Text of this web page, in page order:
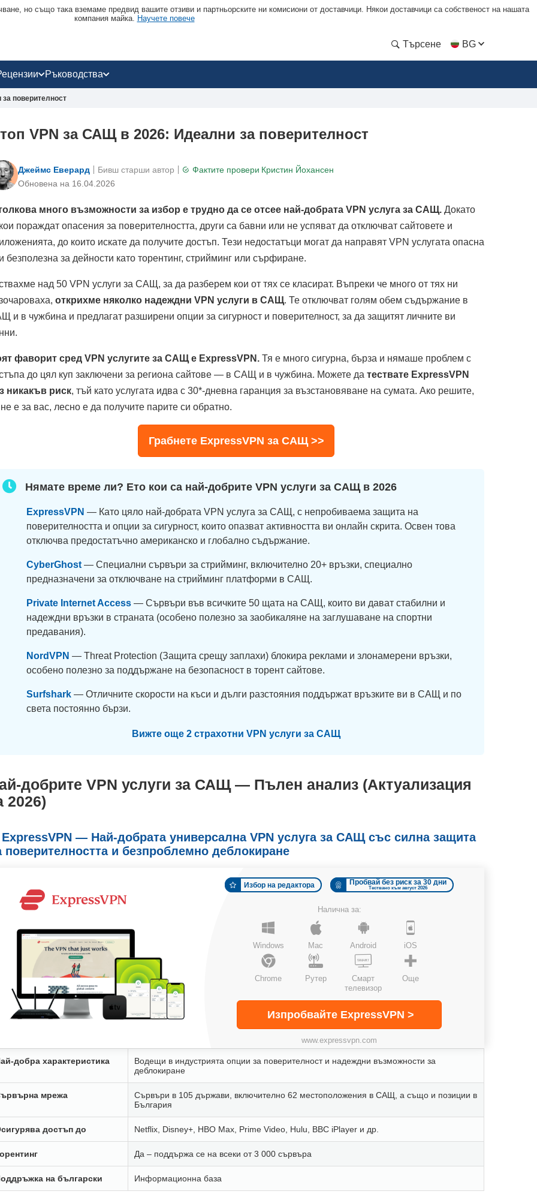
но също така вземаме предвид вашите отзиви и партньорските ни комисиони от доставчици. Някои доставчици са собственост на нашата
компания майка. Научете повече
Търсене BG
Ръководства
поверителност
VPN за САЩ в 2026: Идеални за поверителност
Джеймс Еверард
Oбновена на 16.04.2026
Фактите провери Кристин Йохансен
Бивш старши автор
много възможности за избор е трудно да се отсее най-добрата VPN услуга за САЩ. Докато
пораждат опасения за поверителността, други са бавни или не успяват да отключват сайтовете и
до които искате да получите достъп. Тези недостатъци могат да направят VPN услугата опасна
безполезна за дейности като торентинг, стрийминг или сърфиране.
над 50 VPN услуги за САЩ, за да разберем кои от тях се класират. Въпреки че много от тях ни
открихме няколко надеждни VPN услуги в САЩ. Те отключват голям обем съдържание в
и в чужбина и предлагат разширени опции за сигурност и поверителност, за да защитят личните ви
фаворит сред VPN услугите за САЩ е ExpressVPN. Тя е много сигурна, бърза и нямаше проблем с
до цял куп заключени за региона сайтове — в САЩ и в чужбина. Можете да тествате ExpressVPN
никакъв риск, тъй като услугата идва с 30*-дневна гаранция за възстановяване на сумата. Ако решите,
е за вас, лесно е да получите парите си обратно.
Грабнете ExpressVPN за САЩ >>
Нямате време ли? Ето кои са най-добрите VPN услуги за САЩ в 2026
ExpressVPN — Като цяло най-добрата VPN услуга за САЩ, с непробиваема защита на
поверителността и опции за сигурност, които опазват активността ви онлайн скрита. Освен това
отключва предостатъчно американско и глобално съдържание.
CyberGhost — Специални сървъри за стрийминг, включително 20+ връзки, специално
предназначени за отключване на стрийминг платформи в САЩ.
Private Internet Access — Сървъри във всичките 50 щата на САЩ, които ви дават стабилни и
надеждни връзки в страната (особено полезно за заобикаляне на заглушаване на спортни
предавания).
NordVPN — Threat Protection (Защита срещу заплахи) блокира реклами и злонамерени връзки,
особено полезно за поддържане на безопасност в торент сайтове.
Surfshark — Отличните скорости на къси и дълги разстояния поддържат връзките ви в САЩ и по
света постоянно бързи.
Вижте още 2 страхотни VPN услуги за САЩ
добрите VPN услуги за САЩ — Пълен анализ (Актуализация
2026)
— Най-добрата универсална VPN услуга за САЩ със силна защита
поверителността и безпроблемно деблокиране
Избор на редактора Пробвай без риск за 30 дни
Тествано към август 2026
Налична за:
Windows Mac Android iOS
Chrome Рутер
Смарт
телевизор
Още
Изпробвайте ExpressVPN >
www.expressvpn.com
добра характеристика
Водещи в индустрията опции за поверителност и надеждни възможности за
деблокиране
мрежа
Сървъри в 105 държави, включително 62 местоположения в САЩ, а също и позиции в
България
достъп до Netflix, Disney+, HBO Max, Prime Video, Hulu, BBC iPlayer и др.
Да – поддържа се на всеки от 3 000 сървъра
на български Информационна база